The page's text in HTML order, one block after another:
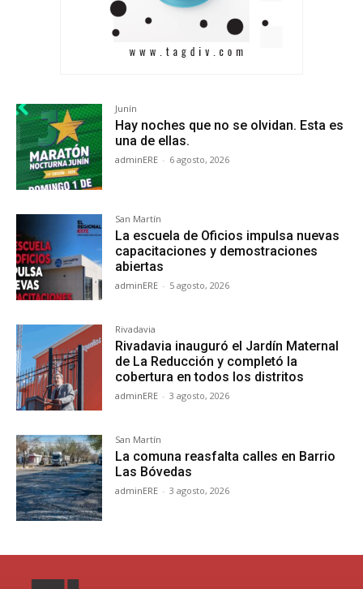
Junín
Hay noches que no se olvidan. Esta es
una de ellas.
adminERE - 6 agosto, 2026
San Martín
La escuela de Oficios impulsa nuevas
capacitaciones y demostraciones
abiertas
adminERE - 5 agosto, 2026
Rivadavia
Rivadavia inauguró el Jardín Maternal
de La Reducción y completó la
cobertura en todos los distritos
adminERE - 3 agosto, 2026
San Martín
La comuna reasfalta calles en Barrio
Las Bóvedas
adminERE - 3 agosto, 2026